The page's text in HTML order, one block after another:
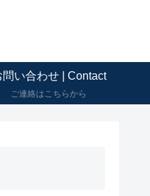
問い合わせ | Contact
ご連絡はこちらから